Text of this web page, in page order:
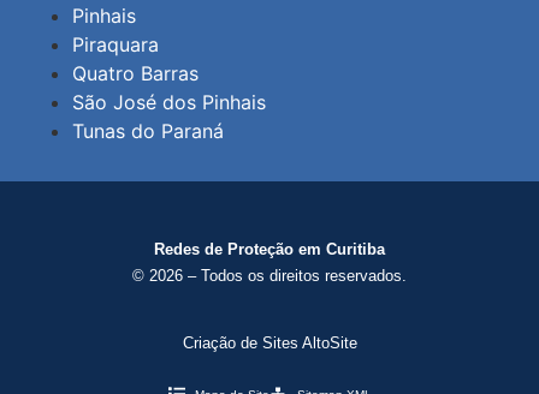
Pinhais
Piraquara
Quatro Barras
São José dos Pinhais
Tunas do Paraná
Redes de Proteção em Curitiba
© 2026 – Todos os direitos reservados.
Criação de Sites AltoSite